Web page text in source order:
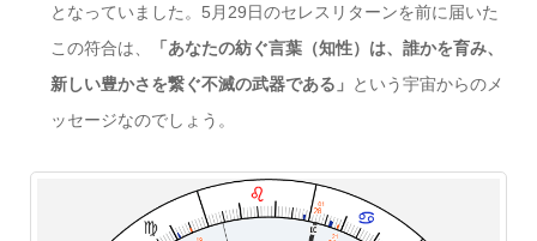
となっていました。5月29日のセレスリターンを前に届いた
この符合は、
「あなたの紡ぐ言葉（知性）は、誰かを育み、
新しい豊かさを繋ぐ不滅の武器である」 という宇宙からのメ
ッセージなのでしょう。